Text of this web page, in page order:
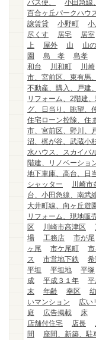
バス便、
小田急線
百合ヶ丘パークハウ
譲賃貸
小野町
尽くす
居宅 居室
上
屋外 山 山
園
島 孝 島孝
和台
川和町 川崎
市、宮前区、東有馬
不動産、購入、戸建
リフォーム、2階建
グ、日当り、眺望、
住宅ローン控除、住
市、宮前区、野川、
沼、梶が谷、武蔵小
水ハウス、スカイバ
階建、リノベーショ
地下車庫、高台、日
シャッター
川崎市
台、小田急線、南武
大井町線、向ヶ丘遊
リフォーム、現地販
区
川崎市高津区
場
工務店 市が尾
ヶ尾
市ケ尾町 市
ス
市営地下鉄 希
平坦
平坦地 平塚
成
平成３１年
末
年齢 幸区
いマンション
広い
庭
広告掲載 床
店舗付住宅
店長
間
座間、新築、駐